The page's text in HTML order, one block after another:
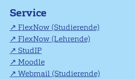
Service
FlexNow (Studierende)
FlexNow (Lehrende)
StudIP
Moodle
Webmail (Studierende)